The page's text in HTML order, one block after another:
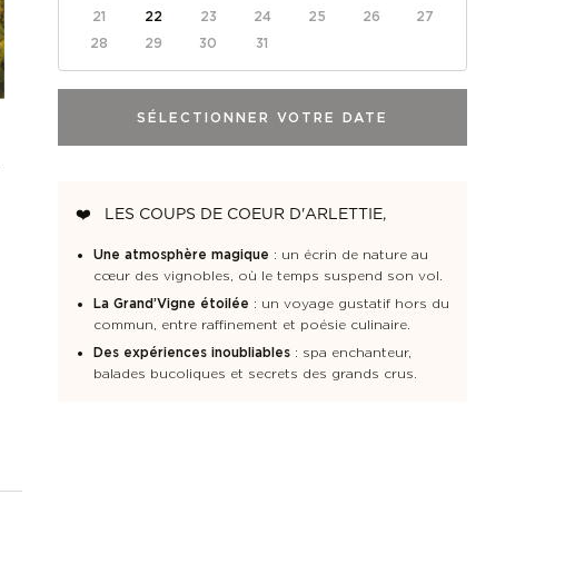
21
22 23 24 25 26
27
28
29 30 31
SÉLECTIONNER VOTRE DATE
❤️ LES COUPS DE COEUR D'ARLETTIE,
Une atmosphère magique : un écrin de nature au
cœur des vignobles, où le temps suspend son vol.
La Grand’Vigne étoilée : un voyage gustatif hors du
commun, entre raffinement et poésie culinaire.
Des expériences inoubliables : spa enchanteur,
balades bucoliques et secrets des grands crus.